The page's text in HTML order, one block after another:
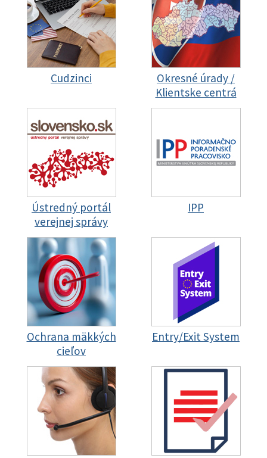
Cudzinci
Okresné úrady /
Klientske centrá
Ústredný portál
verejnej správy
IPP
Ochrana mäkkých
cieľov
Entry/Exit System